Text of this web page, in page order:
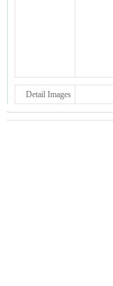
Detail Images